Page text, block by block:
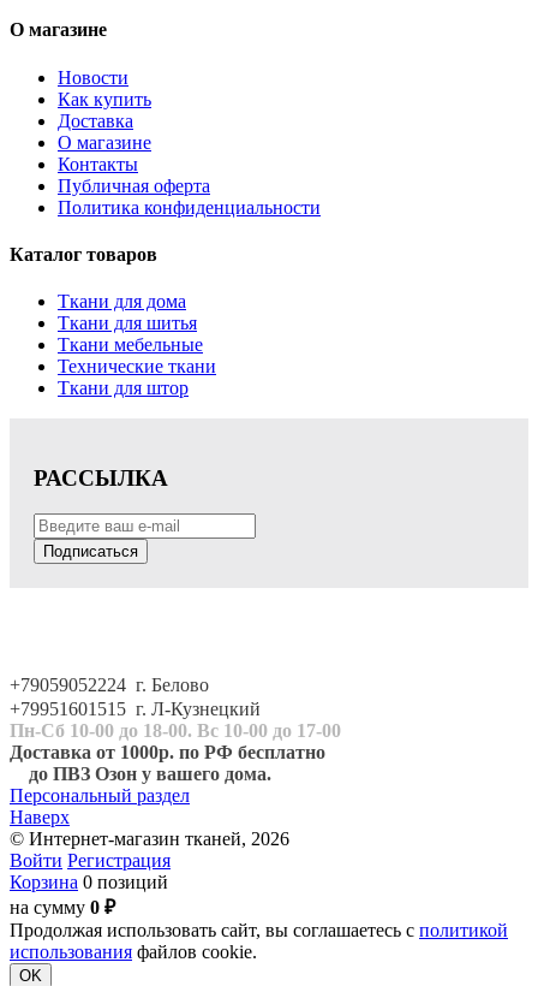
О магазине
Новости
Как купить
Доставка
О магазине
Контакты
Публичная оферта
Политика конфиденциальности
Каталог товаров
Ткани для дома
Ткани для шитья
Ткани мебельные
Технические ткани
Ткани для штор
РАССЫЛКА
Подписаться
+79059052224 г. Белово
+79951601515 г. Л-Кузнецкий
Пн-Сб 10-00 до 18-00. Вс 10-00 до 17-00
Доставка от 1000р. по РФ бесплатно
до ПВЗ Озон у вашего дома.
Персональный раздел
Наверх
© Интернет-магазин тканей, 2026
Войти Регистрация
Корзина 0 позиций
на сумму 0 ₽
Продолжая использовать сайт, вы соглашаетесь с политикой
использования файлов cookie.
OK